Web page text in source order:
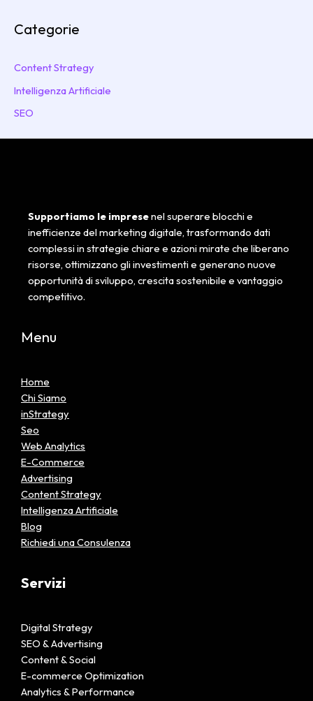
Categorie
Content Strategy
Intelligenza Artificiale
SEO
Supportiamo le impresenel superare blocchi e
inefficienze del marketing digitale, trasformando dati
complessi in strategie chiare e azioni mirate che liberano
risorse, ottimizzano gli investimenti e generano nuove
opportunità di sviluppo, crescita sostenibile e vantaggio
competitivo.
Menu
Home
Chi Siamo
inStrategy
Seo
Web Analytics
E-Commerce
Advertising
Content Strategy
Intelligenza Artificiale
Blog
Richiedi una Consulenza
Servizi
Digital Strategy
SEO & Advertising
Content & Social
E-commerce Optimization
Analytics & Performance